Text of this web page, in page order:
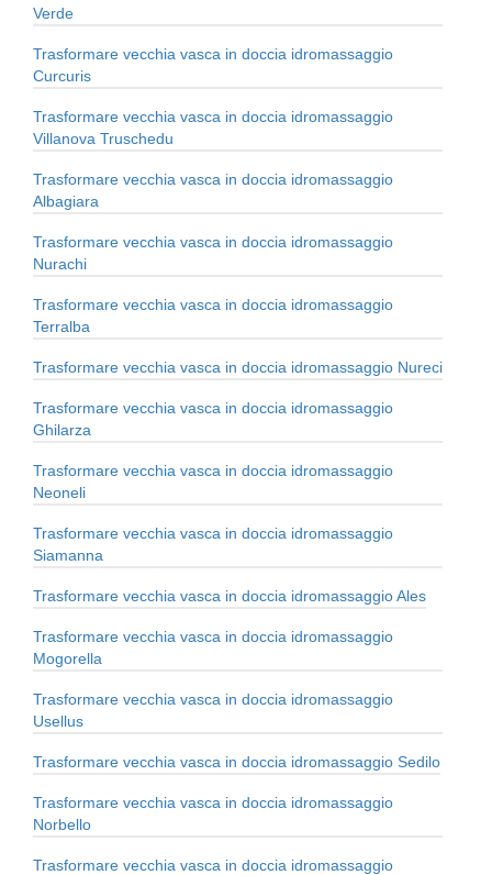
Verde
Trasformare vecchia vasca in doccia idromassaggio
Curcuris
Trasformare vecchia vasca in doccia idromassaggio
Villanova Truschedu
Trasformare vecchia vasca in doccia idromassaggio
Albagiara
Trasformare vecchia vasca in doccia idromassaggio
Nurachi
Trasformare vecchia vasca in doccia idromassaggio
Terralba
Trasformare vecchia vasca in doccia idromassaggio Nureci
Trasformare vecchia vasca in doccia idromassaggio
Ghilarza
Trasformare vecchia vasca in doccia idromassaggio
Neoneli
Trasformare vecchia vasca in doccia idromassaggio
Siamanna
Trasformare vecchia vasca in doccia idromassaggio Ales
Trasformare vecchia vasca in doccia idromassaggio
Mogorella
Trasformare vecchia vasca in doccia idromassaggio
Usellus
Trasformare vecchia vasca in doccia idromassaggio Sedilo
Trasformare vecchia vasca in doccia idromassaggio
Norbello
Trasformare vecchia vasca in doccia idromassaggio